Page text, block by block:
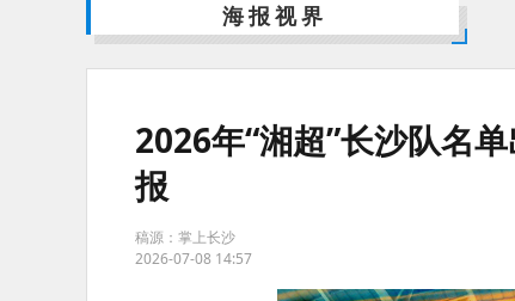
海报视界
2026年“湘超”长沙队名
报
稿源：掌上长沙
2026-07-08 14:57